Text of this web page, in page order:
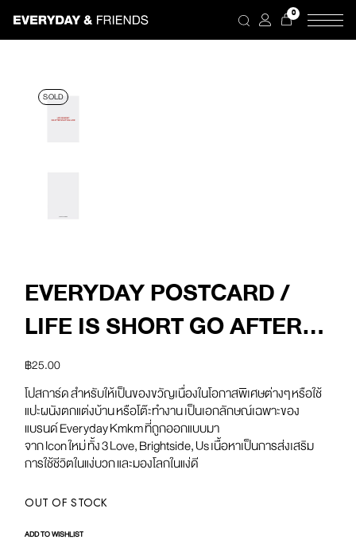
the
0
SOLD
EVERYDAY POSTCARD /
LIFE IS SHORT GO AFTER
WHAT YOU LOVE (WHITE)
฿25.00
โปสการ์ด สําหรับให้เป็นของขวัญเนื่องในโอกาสพิเศษต่างๆ หรือใช้
แปะผนังตกแต่งบ้าน หรือโต๊ะทำงาน เป็นเอกลักษณ์เฉพาะของ
แบรนด์ Everyday Kmkm ที่ถูกออกแบบมา
จาก Icon ใหม่ ทั้ง 3 Love, Brightside, Us เนื้อหาเป็นการส่งเสริม
การใช้ชีวิตในแง่บวก และมองโลกในแง่ดี
OUT OF STOCK
ADD TO WISHLIST